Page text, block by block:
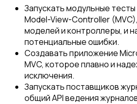
Запускать модульные
Model-View-Controller
моделей и контроллеры, и
потенциальные ошибки.
Создавать приложение
MVC, которое плавно и
исключения.
Запускать поставщиков
общий API ведения